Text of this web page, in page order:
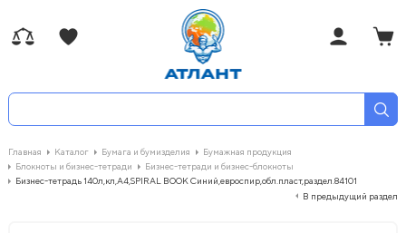
Главная Каталог Бумага и бумизделия
Бумажная продукция
Блокноты и бизнес-тетради
Бизнес-тетради и бизнес-блокноты
Бизнес-тетрадь 140л,кл,А4,SPIRAL BOOK Синий,евроспир,обл.пласт,раздел.84101
В предыдущий раздел